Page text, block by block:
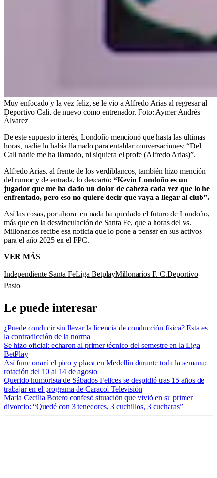
Muy enfocado y la vez feliz, se le vio a Alfredo Arias al regresar al
Deportivo Cali, de nuevo como entrenador. Foto: Aymer Andrés
Álvarez
De este supuesto interés, Londoño mencionó que hasta las últimas
horas, nadie lo había llamado para entablar conversaciones: “Del
Cali nadie me ha llamado, ni siquiera el profe (Alfredo Arias)”.
Alfredo Arias, al frente de los verdiblancos, también hizo mención
del rumor y de entrada, lo descartó: “Kevin Londoño es un
jugador que me ha dado un dolor de cabeza cada vez que lo he
enfrentado, pero eso no quiere decir que vaya a llegar al club”.
Así las cosas, por ahora, en nada ha quedado el futuro de Londoño,
más que en la desvinculación de Santa Fe, que a horas del vs.
Millonarios recibe esa noticia que lo pone a pensar en sus activos
para el año 2025 en el FPC.
VER MÁS
Independiente Santa FeLiga BetplayMillonarios F. C.Deportivo
Pasto
Le puede interesar
¿Puede conducir sin llevar la licencia de conducción física? Esta es
la contradicción de la norma
Se hizo oficial: echaron al primer técnico del semestre en la Liga
BetPlay
Así funcionará el pico y placa en Medellín durante toda la semana:
rotación del 10 al 14 de agosto
Querido humorista de Sábados Felices se despidió tras 15 años de
trabajar en el programa de Caracol Televisión
María Cecilia Botero confesó situación que vivió en su primer
divorcio: “Quedé con 3 tenedores, 3 cuchillos, 3 cucharas”